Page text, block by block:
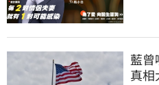
藍曾
真